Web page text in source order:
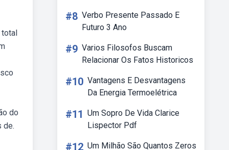
total
do
de.
#8 Verbo Presente Passado E
Futuro 3 Ano
#9 Varios Filosofos Buscam
Relacionar Os Fatos Historicos
#10 Vantagens E Desvantagens
Da Energia Termoelétrica
#11 Um Sopro De Vida Clarice
Lispector Pdf
#12 Um Milhão São Quantos Zeros